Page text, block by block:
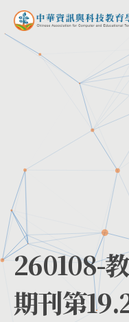
Skip
content
260108-
期刊第